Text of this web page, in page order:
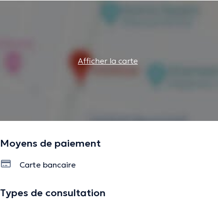
Afficher la carte
Moyens de paiement
Carte bancaire
Types de consultation